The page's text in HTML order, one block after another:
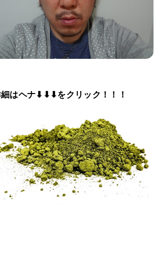
細はヘナ⬇⬇⬇をクリック！！！